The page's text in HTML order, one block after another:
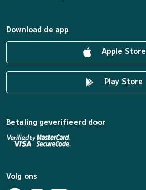
Download de app
Apple Store
Play Store
Betaling geverifieerd door
Volg ons